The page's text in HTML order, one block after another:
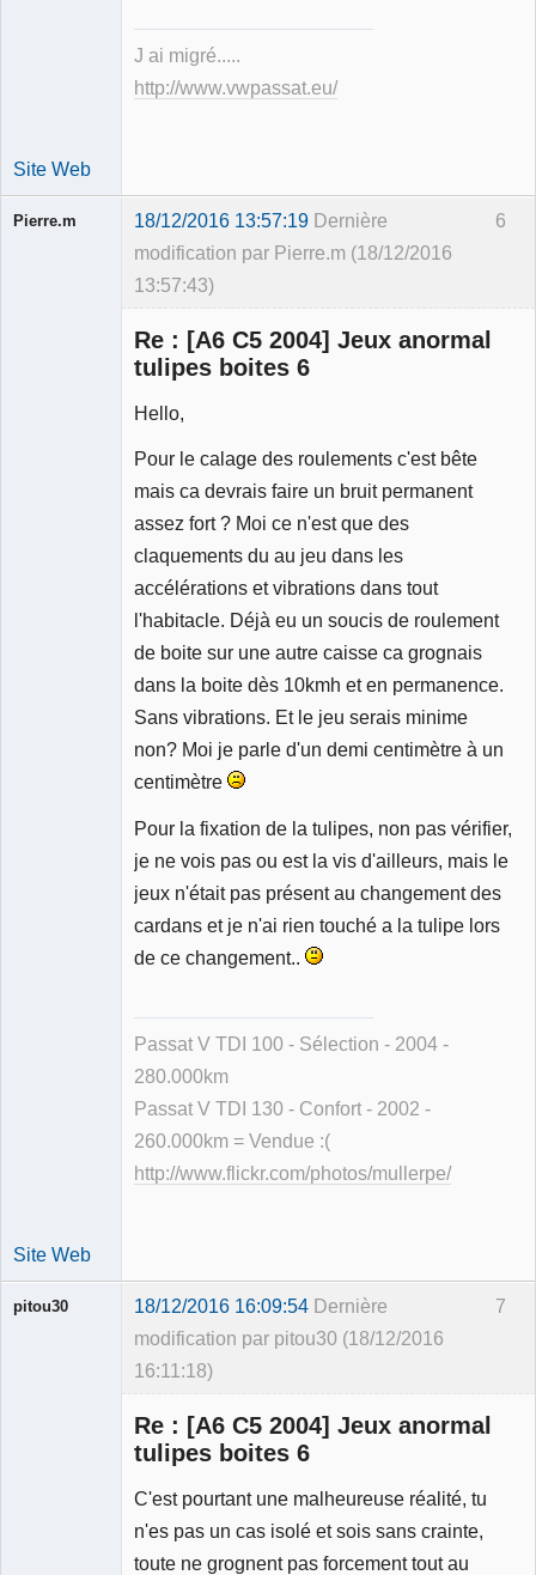
J ai migré.....
http://www.vwpassat.eu/
Site Web
6
Pierre.m 18/12/2016 13:57:19 Dernière
modification par Pierre.m (18/12/2016
13:57:43)
Re : [A6 C5 2004] Jeux anormal
tulipes boites 6
Hello,
Pour le calage des roulements c'est bête
mais ca devrais faire un bruit permanent
assez fort ? Moi ce n'est que des
claquements du au jeu dans les
accélérations et vibrations dans tout
l'habitacle. Déjà eu un soucis de roulement
de boite sur une autre caisse ca grognais
dans la boite dès 10kmh et en permanence.
Sans vibrations. Et le jeu serais minime
non? Moi je parle d'un demi centimètre à un
centimètre
Pour la fixation de la tulipes, non pas vérifier,
je ne vois pas ou est la vis d'ailleurs, mais le
jeux n'était pas présent au changement des
cardans et je n'ai rien touché a la tulipe lors
de ce changement..
Passat V TDI 100 - Sélection - 2004 -
280.000km
Passat V TDI 130 - Confort - 2002 -
260.000km = Vendue :(
http://www.flickr.com/photos/mullerpe/
Site Web
7
pitou30 18/12/2016 16:09:54 Dernière
modification par pitou30 (18/12/2016
16:11:18)
Re : [A6 C5 2004] Jeux anormal
tulipes boites 6
C'est pourtant une malheureuse réalité, tu
n'es pas un cas isolé et sois sans crainte,
toute ne grognent pas forcement tout au